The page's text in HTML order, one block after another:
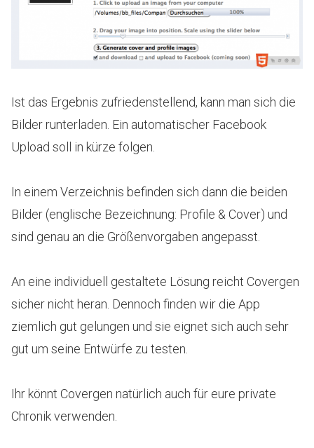
Ist das Ergebnis zufriedenstellend, kann man sich die
Bilder runterladen. Ein automatischer Facebook
Upload soll in kürze folgen.
In einem Verzeichnis befinden sich dann die beiden
Bilder (englische Bezeichnung: Profile & Cover) und
sind genau an die Größenvorgaben angepasst.
An eine individuell gestaltete Lösung reicht Covergen
sicher nicht heran. Dennoch finden wir die App
ziemlich gut gelungen und sie eignet sich auch sehr
gut um seine Entwürfe zu testen.
Ihr könnt Covergen natürlich auch für eure private
Chronik verwenden.